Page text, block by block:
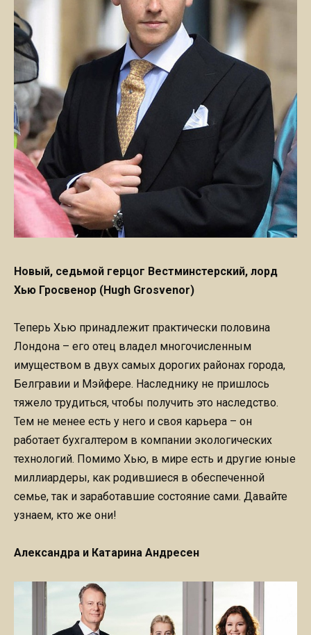
Новый, седьмой герцог Вестминстерский, лорд
Хью Гросвенор (Hugh Grosvenor)
Теперь Хью принадлежит практически половина
Лондона – его отец владел многочисленным
имуществом в двух самых дорогих районах города,
Белгравии и Мэйфере. Наследнику не пришлось
тяжело трудиться, чтобы получить это наследство.
Тем не менее есть у него и своя карьера – он
работает бухгалтером в компании экологических
технологий. Помимо Хью, в мире есть и другие юные
миллиардеры, как родившиеся в обеспеченной
семье, так и заработавшие состояние сами. Давайте
узнаем, кто же они!
Александра и Катарина Андресен